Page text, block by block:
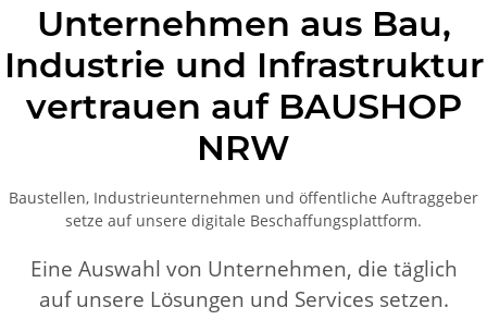
Unternehmen aus Bau,
Industrie und Infrastruktur
vertrauen auf BAUSHOP
NRW
Baustellen, Industrieunternehmen und öffentliche Auftraggeber
setze auf unsere digitale Beschaffungsplattform.
Eine Auswahl von Unternehmen, die täglich
auf unsere Lösungen und Services setzen.